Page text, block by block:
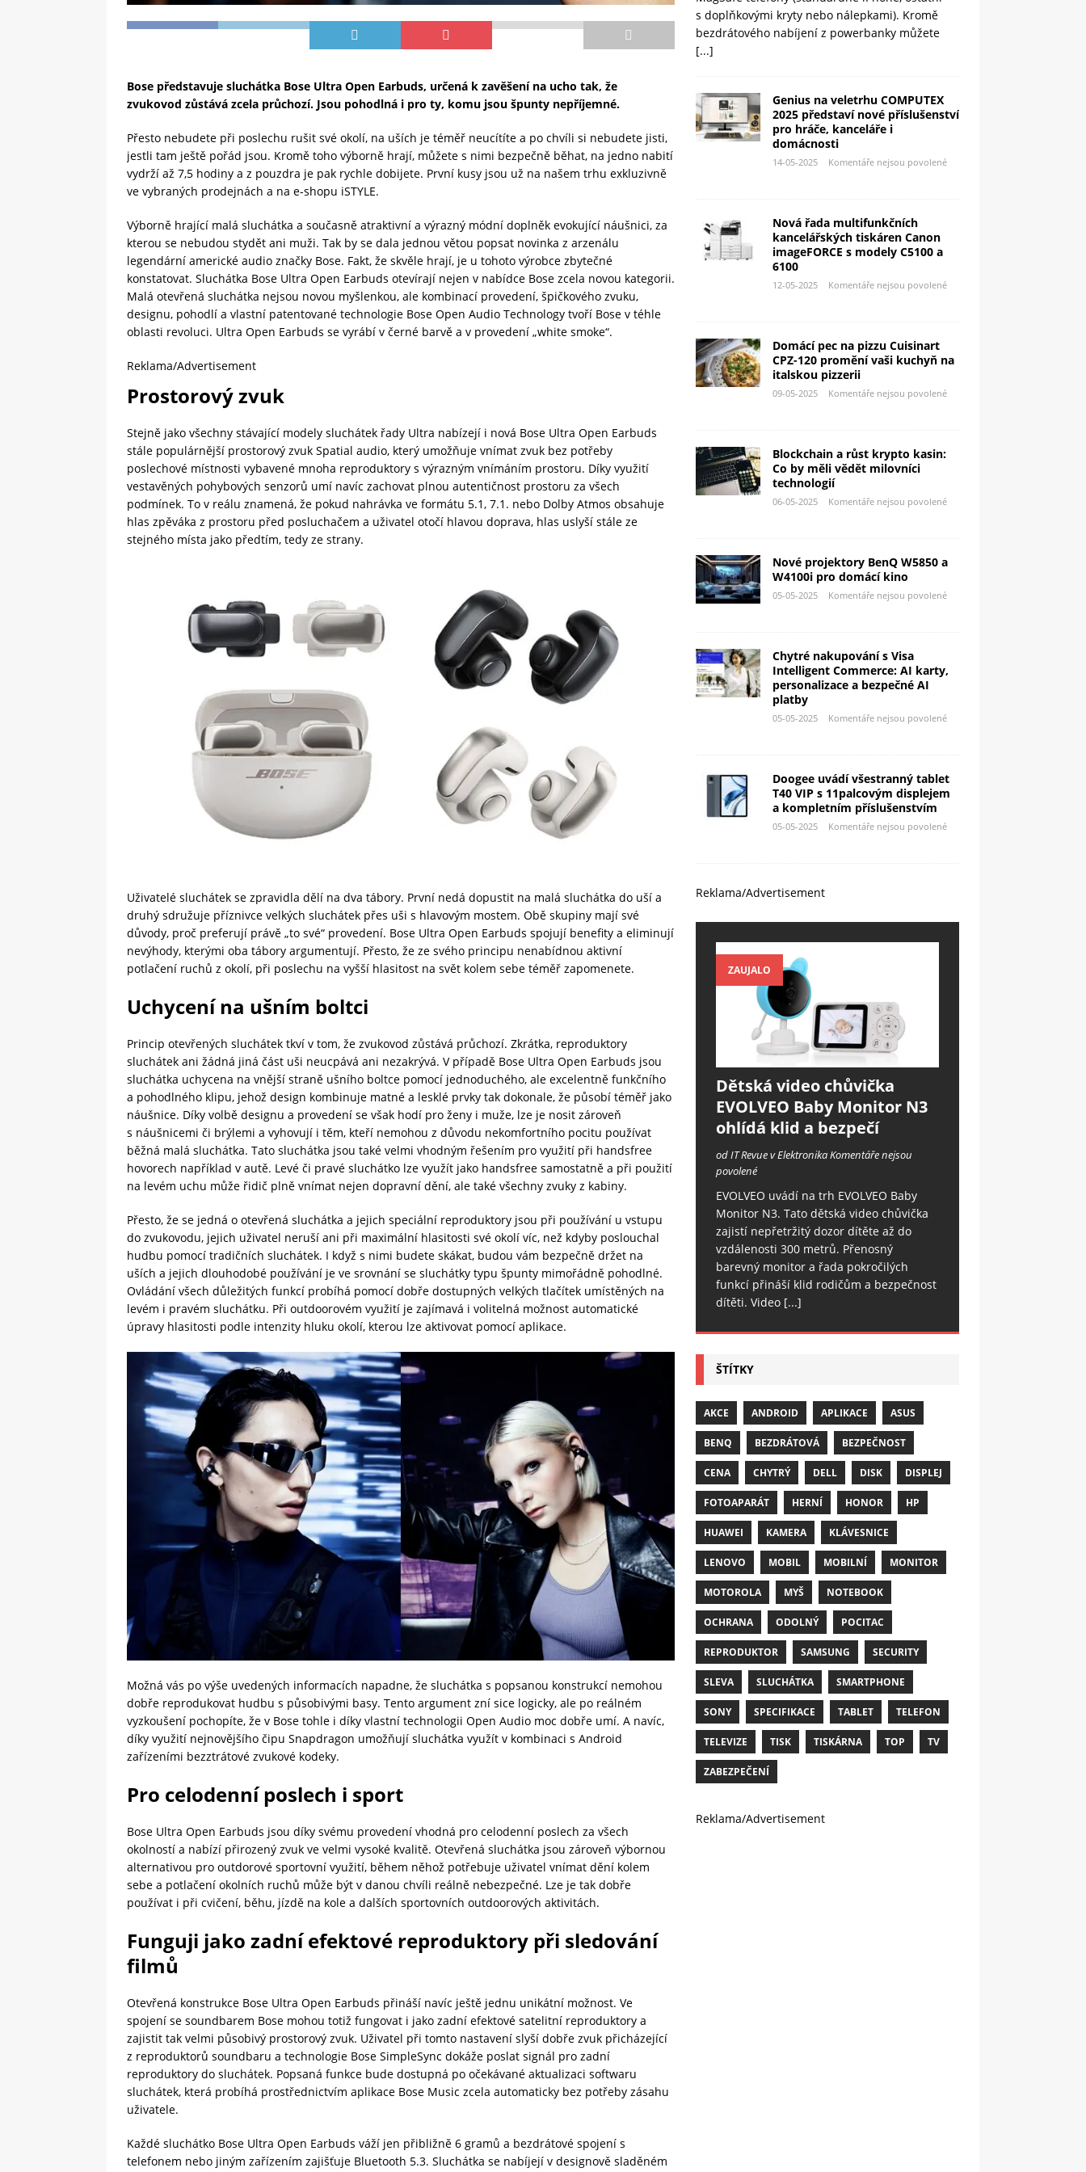
Bose představuje sluchátka Bose Ultra Open Earbuds, určená k zavěšení na ucho tak, že
zvukovod zůstává zcela průchozí. Jsou pohodlná i pro ty, komu jsou špunty nepříjemné.
Přesto nebudete při poslechu rušit své okolí, na uších je téměř neucítíte a po chvíli si nebudete jisti,
jestli tam ještě pořád jsou. Kromě toho výborně hrají, můžete s nimi bezpečně běhat, na jedno nabití
vydrží až 7,5 hodiny a z pouzdra je pak rychle dobijete. První kusy jsou už na našem trhu exkluzivně
ve vybraných prodejnách a na e-shopu iSTYLE.
Výborně hrající malá sluchátka a současně atraktivní a výrazný módní doplněk evokující náušnici, za
kterou se nebudou stydět ani muži. Tak by se dala jednou větou popsat novinka z arzenálu
legendární americké audio značky Bose. Fakt, že skvěle hrají, je u tohoto výrobce zbytečné
konstatovat. Sluchátka Bose Ultra Open Earbuds otevírají nejen v nabídce Bose zcela novou kategorii.
Malá otevřená sluchátka nejsou novou myšlenkou, ale kombinací provedení, špičkového zvuku,
designu, pohodlí a vlastní patentované technologie Bose Open Audio Technology tvoří Bose v téhle
oblasti revoluci. Ultra Open Earbuds se vyrábí v černé barvě a v provedení „white smoke“.
Reklama/Advertisement
Prostorový zvuk
Stejně jako všechny stávající modely sluchátek řady Ultra nabízejí i nová Bose Ultra Open Earbuds
stále populárnější prostorový zvuk Spatial audio, který umožňuje vnímat zvuk bez potřeby
poslechové místnosti vybavené mnoha reproduktory s výrazným vnímáním prostoru. Díky využití
vestavěných pohybových senzorů umí navíc zachovat plnou autentičnost prostoru za všech
podmínek. To v reálu znamená, že pokud nahrávka ve formátu 5.1, 7.1. nebo Dolby Atmos obsahuje
hlas zpěváka z prostoru před posluchačem a uživatel otočí hlavou doprava, hlas uslyší stále ze
stejného místa jako předtím, tedy ze strany.
Uživatelé sluchátek se zpravidla dělí na dva tábory. První nedá dopustit na malá sluchátka do uší a
druhý sdružuje příznivce velkých sluchátek přes uši s hlavovým mostem. Obě skupiny mají své
důvody, proč preferují právě „to své“ provedení. Bose Ultra Open Earbuds spojují benefity a eliminují
nevýhody, kterými oba tábory argumentují. Přesto, že ze svého principu nenabídnou aktivní
potlačení ruchů z okolí, při poslechu na vyšší hlasitost na svět kolem sebe téměř zapomenete.
Uchycení na ušním boltci
Princip otevřených sluchátek tkví v tom, že zvukovod zůstává průchozí. Zkrátka, reproduktory
sluchátek ani žádná jiná část uši neucpává ani nezakrývá. V případě Bose Ultra Open Earbuds jsou
sluchátka uchycena na vnější straně ušního boltce pomocí jednoduchého, ale excelentně funkčního
a pohodlného klipu, jehož design kombinuje matné a lesklé prvky tak dokonale, že působí téměř jako
náušnice. Díky volbě designu a provedení se však hodí pro ženy i muže, lze je nosit zároveň
s náušnicemi či brýlemi a vyhovují i těm, kteří nemohou z důvodu nekomfortního pocitu používat
běžná malá sluchátka. Tato sluchátka jsou také velmi vhodným řešením pro využití při handsfree
hovorech například v autě. Levé či pravé sluchátko lze využít jako handsfree samostatně a při použití
na levém uchu může řidič plně vnímat nejen dopravní dění, ale také všechny zvuky z kabiny.
Přesto, že se jedná o otevřená sluchátka a jejich speciální reproduktory jsou při používání u vstupu
do zvukovodu, jejich uživatel neruší ani při maximální hlasitosti své okolí víc, než kdyby poslouchal
hudbu pomocí tradičních sluchátek. I když s nimi budete skákat, budou vám bezpečně držet na
uších a jejich dlouhodobé používání je ve srovnání se sluchátky typu špunty mimořádně pohodlné.
Ovládání všech důležitých funkcí probíhá pomocí dobře dostupných velkých tlačítek umístěných na
levém i pravém sluchátku. Při outdoorovém využití je zajímavá i volitelná možnost automatické
úpravy hlasitosti podle intenzity hluku okolí, kterou lze aktivovat pomocí aplikace.
Možná vás po výše uvedených informacích napadne, že sluchátka s popsanou konstrukcí nemohou
dobře reprodukovat hudbu s působivými basy. Tento argument zní sice logicky, ale po reálném
vyzkoušení pochopíte, že v Bose tohle i díky vlastní technologii Open Audio moc dobře umí. A navíc,
díky využití nejnovějšího čipu Snapdragon umožňují sluchátka využít v kombinaci s Android
zařízeními bezztrátové zvukové kodeky.
Pro celodenní poslech i sport
Bose Ultra Open Earbuds jsou díky svému provedení vhodná pro celodenní poslech za všech
okolností a nabízí přirozený zvuk ve velmi vysoké kvalitě. Otevřená sluchátka jsou zároveň výbornou
alternativou pro outdorové sportovní využití, během něhož potřebuje uživatel vnímat dění kolem
sebe a potlačení okolních ruchů může být v danou chvíli reálně nebezpečné. Lze je tak dobře
používat i při cvičení, běhu, jízdě na kole a dalších sportovních outdoorových aktivitách.
Funguji jako zadní efektové reproduktory při sledování
filmů
Otevřená konstrukce Bose Ultra Open Earbuds přináší navíc ještě jednu unikátní možnost. Ve
spojení se soundbarem Bose mohou totiž fungovat i jako zadní efektové satelitní reproduktory a
zajistit tak velmi působivý prostorový zvuk. Uživatel při tomto nastavení slyší dobře zvuk přicházející
z reproduktorů soundbaru a technologie Bose SimpleSync dokáže poslat signál pro zadní
reproduktory do sluchátek. Popsaná funkce bude dostupná po očekávané aktualizaci softwaru
sluchátek, která probíhá prostřednictvím aplikace Bose Music zcela automaticky bez potřeby zásahu
uživatele.
Každé sluchátko Bose Ultra Open Earbuds váží jen přibližně 6 gramů a bezdrátové spojení s
telefonem nebo jiným zařízením zajišťuje Bluetooth 5.3. Sluchátka se nabíjejí v designově sladěném
s doplňkovými kryty nebo nálepkami). Kromě
bezdrátového nabíjení z powerbanky můžete
[...]
Genius na veletrhu COMPUTEX
2025 představí nové příslušenství
pro hráče, kanceláře i
domácnosti
14-05-2025 Komentáře nejsou povolené
Nová řada multifunkčních
kancelářských tiskáren Canon
imageFORCE s modely C5100 a
6100
12-05-2025 Komentáře nejsou povolené
Domácí pec na pizzu Cuisinart
CPZ-120 promění vaši kuchyň na
italskou pizzerii
09-05-2025 Komentáře nejsou povolené
Blockchain a růst krypto kasin:
Co by měli vědět milovníci
technologií
06-05-2025 Komentáře nejsou povolené
Nové projektory BenQ W5850 a
W4100i pro domácí kino
05-05-2025 Komentáře nejsou povolené
Chytré nakupování s Visa
Intelligent Commerce: AI karty,
personalizace a bezpečné AI
platby
05-05-2025 Komentáře nejsou povolené
Doogee uvádí všestranný tablet
T40 VIP s 11palcovým displejem
a kompletním příslušenstvím
05-05-2025 Komentáře nejsou povolené
Reklama/Advertisement
ZAUJALO
Dětská video chůvička
EVOLVEO Baby Monitor N3
ohlídá klid a bezpečí
od IT Revue v ElektronikaKomentáře nejsou
povolené
EVOLVEO uvádí na trh EVOLVEO Baby
Monitor N3. Tato dětská video chůvička
zajistí nepřetržitý dozor dítěte až do
vzdálenosti 300 metrů. Přenosný
barevný monitor a řada pokročilých
funkcí přináší klid rodičům a bezpečnost
dítěti. Video [...]
ŠTÍTKY
AKCE ANDROID APLIKACE ASUS
BENQ BEZDRÁTOVÁ BEZPEČNOST
CENA CHYTRÝ DELL DISK DISPLEJ
FOTOAPARÁT HERNÍ HONOR HP
HUAWEI KAMERA KLÁVESNICE
LENOVO MOBIL MOBILNÍ MONITOR
MOTOROLA MYŠ NOTEBOOK
OCHRANA ODOLNÝ POCITAC
REPRODUKTOR SAMSUNG SECURITY
SLEVA SLUCHÁTKA SMARTPHONE
SONY SPECIFIKACE TABLET TELEFON
TELEVIZE TISK TISKÁRNA TOP TV
ZABEZPEČENÍ
Reklama/Advertisement